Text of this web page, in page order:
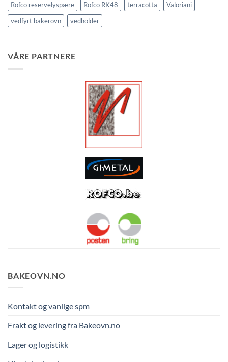
Rofco reservelyspære
Rofco RK48 terracotta
Valoriani
vedfyrt bakerovn
vedholder
VÅRE PARTNERE
BAKEOVN.NO
Kontakt og vanlige spm
Frakt og levering fra Bakeovn.no
Lager og logistikk